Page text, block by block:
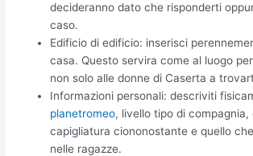
decideranno dato che risponderti
caso.
Edificio di edificio: inserisci
casa. Questo servira come al luogo
non solo alle donne di Caserta a
Informazioni personali: descriviti
planetromeo, livello tipo di compagnia,
capigliatura ciononostante e quello
nelle ragazze.